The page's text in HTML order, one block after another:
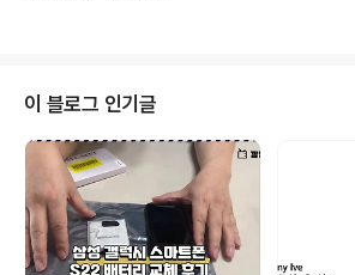
좋았습니다. 저는 를 주제로 강의하였습니다. 저도 글쓰기
강의를 듣고 글쓰기에 대해 다시 생각해 보게 되었고, 저작
권 관련 강의를 듣고 저작권에 대해 많은 상식을 얻게 되었
습니다. 그리고 무엇보다 강의를 들어주신 분들이 너무나
열성적으로 들어주셔서 기분이 좋았습니다. 대부분 블로그
를 운영하거나, 운영하려고 하는 분들이..
이 블로그 인기글